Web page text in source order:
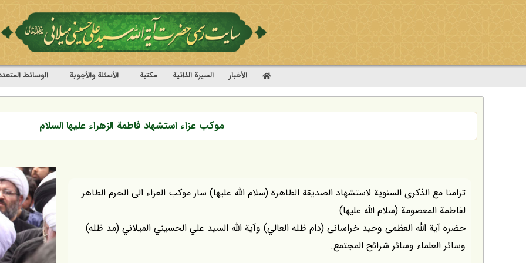
الأخبار السيرة الذاتية مکتبة الأسئلة والأجوبة الوسائط
موكب عزاء استشهاد فاطمة الزهراء عليها السلام
تزامنا مع الذكرى السنوية لاستشهاد الصديقة الطاهرة (سلام الله عليها) سار موكب العزاء الى الحرم الطاهر
لفاطمة المعصومة (سلام الله عليها)
حضره آية الله العظمى وحيد خراسانى (دام ظله العالي) وآية الله السيد علي الحسيني الميلاني (مد ظله)
وسائر العلماء وسائر شرائح المجتمع.